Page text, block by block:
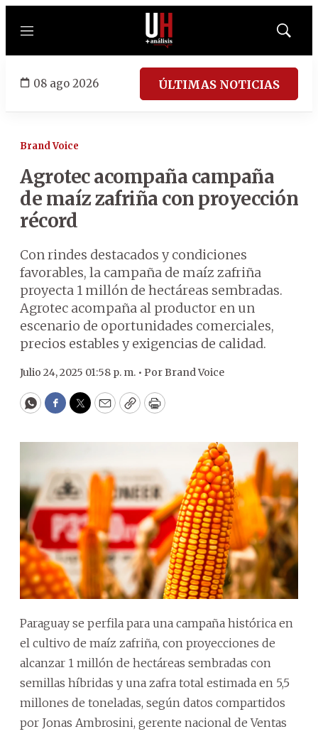
Menú
Mostrar
08 ago 2026 ÚLTIMAS NOTICIAS
Brand Voice
Agrotec acompaña campaña
de maíz zafriña con proyección
récord
Con rindes destacados y condiciones
favorables, la campaña de maíz zafriña
proyecta 1 millón de hectáreas sembradas.
Agrotec acompaña al productor en un
escenario de oportunidades comerciales,
precios estables y exigencias de calidad.
Julio 24, 2025 01:58 p. m. • PorBrand Voice
WhatsApp
Facebook
Twitter
EmailCopyPrint
Paraguay se perfila para una campaña histórica en
el cultivo de maíz zafriña, con proyecciones de
alcanzar 1 millón de hectáreas sembradas con
semillas híbridas y una zafra total estimada en 5,5
millones de toneladas, según datos compartidos
por Jonas Ambrosini, gerente nacional de Ventas